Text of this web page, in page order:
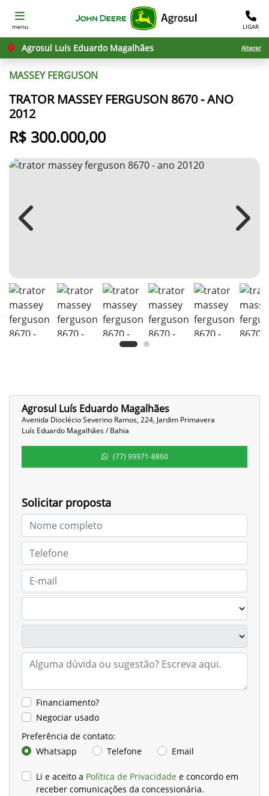
menu LIGAR
Agrosul Luís Eduardo Magalhães Alterar
MASSEY FERGUSON
TRATOR MASSEY FERGUSON 8670 - ANO
2012
R$ 300.000,00
Previous Next
Agrosul Luís Eduardo Magalhães
Avenida Dioclécio Severino Ramos, 224, Jardim Primavera
Luís Eduardo Magalhães / Bahia
(77) 99971-8860
Solicitar proposta
Financiamento?
Negociar usado
Preferência de contato:
Whatsapp
Telefone Email
Li e aceito a Política de Privacidade e concordo em
receber comunicações da concessionária.